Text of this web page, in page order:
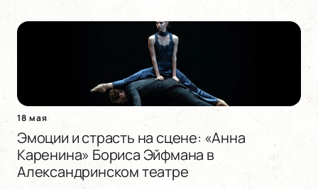
18 мая
Эмоции и страсть на сцене: «Анна
Каренина» Бориса Эйфмана в
Александринском театре